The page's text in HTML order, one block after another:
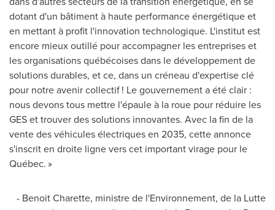
dotant d'un bâtiment à haute performance énergétique et
en mettant à profit l'innovation technologique. L'institut est
encore mieux outillé pour accompagner les entreprises et
les organisations québécoises dans le développement de
solutions durables, et ce, dans un créneau d'expertise clé
pour notre avenir collectif ! Le gouvernement a été clair :
nous devons tous mettre l'épaule à la roue pour réduire les
GES et trouver des solutions innovantes. Avec lafin de la
vente des véhicules électriques en 2035, cette annonce
s'inscrit en droite ligne vers cet important virage pour le
Québec. »
- Benoit Charette, ministre de l'Environnement, de la Lutte